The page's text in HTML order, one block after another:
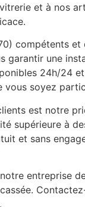
et à nos
compétents et
garantir une
24h/24
vous soyez
est notre
supérieure à
et sans
entreprise